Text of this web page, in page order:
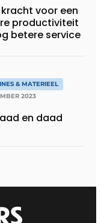
kracht voor een
productiviteit
betere service
& MATERIEEL
2023
en daad